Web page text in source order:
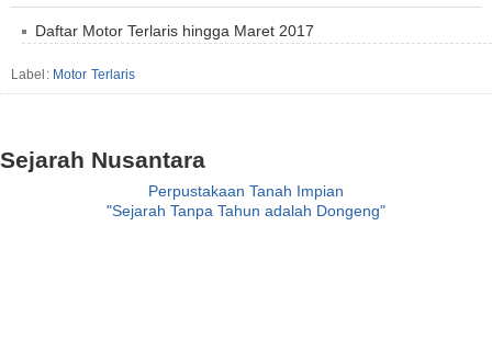
Daftar Motor Terlaris hingga Maret 2017
Label: Motor Terlaris
Sejarah Nusantara
Perpustakaan Tanah Impian
"Sejarah Tanpa Tahun adalah Dongeng"